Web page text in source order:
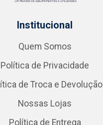
Institucional
Quem Somos
Política de Privacidade
de Troca e Devolução
Nossas Lojas
Política de Entrega